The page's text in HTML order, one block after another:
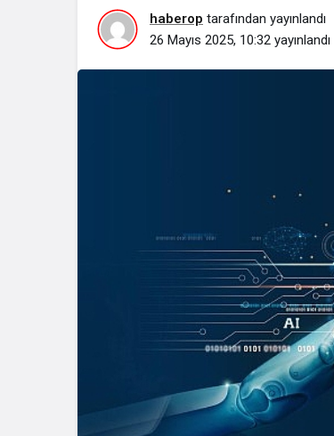
haberop tarafından yayınlandı
26 Mayıs 2025, 10:32 yayınlandı